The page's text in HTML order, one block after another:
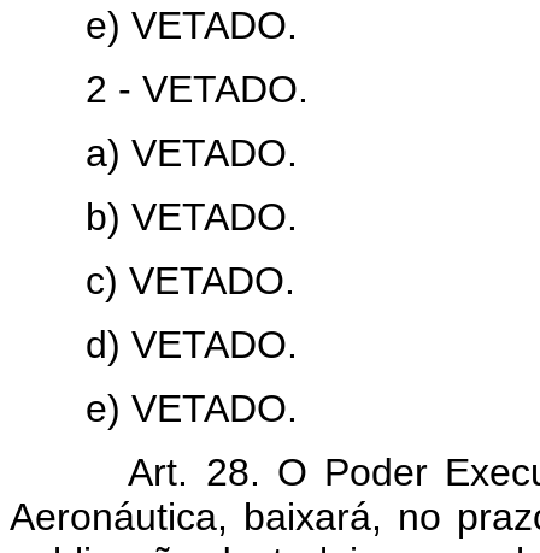
e) VETADO.
2 - VETADO.
a) VETADO.
b) VETADO.
c) VETADO.
d) VETADO.
e) VETADO.
Art. 28. O Poder
Aeronáutica, baixará, no